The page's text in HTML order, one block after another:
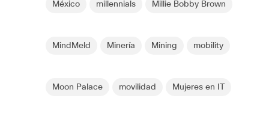
México millennials Millie Bobby Brown
MindMeld Minería Mining mobility
Moon Palace movilidad Mujeres en IT